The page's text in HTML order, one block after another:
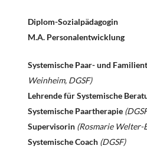
Diplom-Sozialpädagogin
M.A. Personalentwicklung
Systemische Paar- und
Weinheim, DGSF)
Lehrende für Systemische
Systemische Paartherapie
Supervisorin (Rosmarie Welter-
Systemische Coach (DGSF)